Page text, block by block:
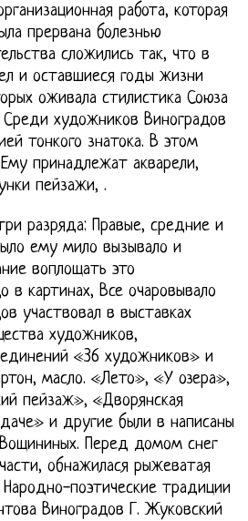
работа, которая
прервана болезнью
сложились так, что в
и оставшиеся годы жизни
оживала стилистика Союза
Среди художников Виноградов
тонкого знатока. В этом
принадлежат акварели,
пейзажи, .
разряда: Правые, средние и
ему мило вызывало и
воплощать это
в картинах, Все очаровывало
участвовал в выставках
художников,
«36 художников» и
масло. «Лето», «У озера»,
пейзаж», «Дворянская
и другие были в написаны
Перед домом снег
обнажилася рыжеватая
поэтические традиции
Виноградов Г. Жуковский